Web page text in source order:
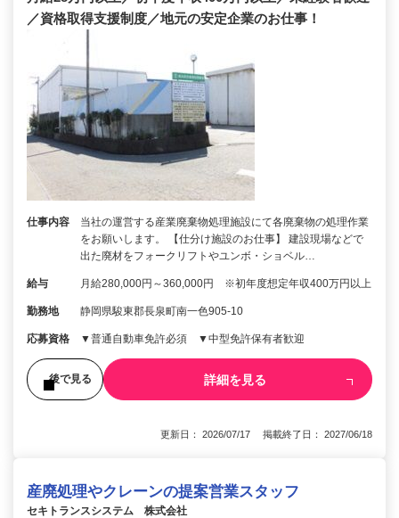
／資格取得支援制度／地元の安定企業のお仕事！
仕事内容
当社の運営する産業廃棄物処理施設にて各廃棄物の処理作業
をお願いします。 【仕分け施設のお仕事】 建設現場などで
出た廃材をフォークリフトやユンボ・ショベル…
給与 月給280,000円～360,000円 ※初年度想定年収400万円以上
勤務地 静岡県駿東郡長泉町南一色905-10
応募資格 ▼普通自動車免許必須 ▼中型免許保有者歓迎
後で見る 詳細を見る
更新日： 2026/07/17 掲載終了日： 2027/06/18
産廃処理やクレーンの提案営業スタッフ
セキトランスシステム 株式会社